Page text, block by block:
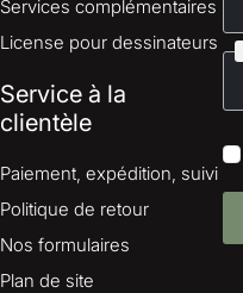
Services complémentaires
License pour dessinateurs
Service à la
clientèle
Paiement, expédition, suivi
Politique de retour
Nos formulaires
Plan de site